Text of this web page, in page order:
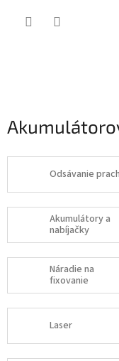
Odsávanie
Akumulátory a
nabíjačky
Náradie na
fixovanie
Laser